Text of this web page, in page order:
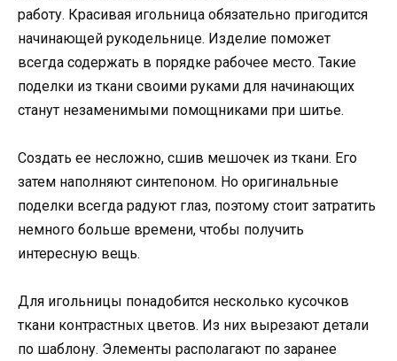
работу. Красивая игольница обязательно пригодится
начинающей рукодельнице. Изделие поможет
всегда содержать в порядке рабочее место. Такие
поделки из ткани своими руками для начинающих
станут незаменимыми помощниками при шитье.
Создать ее несложно, сшив мешочек из ткани. Его
затем наполняют синтепоном. Но оригинальные
поделки всегда радуют глаз, поэтому стоит затратить
немного больше времени, чтобы получить
интересную вещь.
Для игольницы понадобится несколько кусочков
ткани контрастных цветов. Из них вырезают детали
по шаблону. Элементы располагают по заранее